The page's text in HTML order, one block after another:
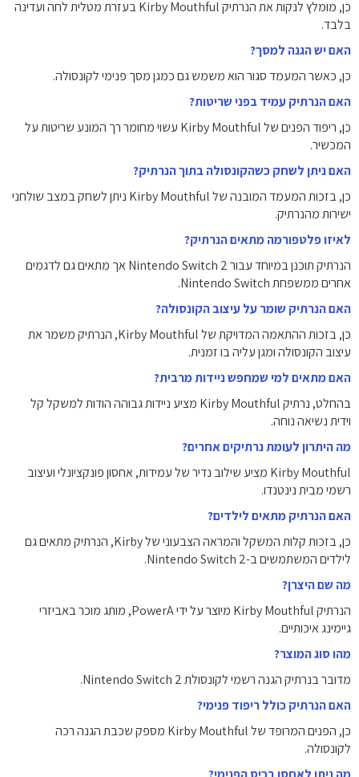
כן, מומלץ לנקות את הנרתיק Kirby Mouthful בעזרת מטלית לחה ועדינה
בלבד.
האם יש הגנה למסך?
כן, כאשר המעמד סגור הוא משמש גם כמגן מסך פנימי לקונסולה.
האם הנרתיק עמיד בפני שריטות?
כן, ריפוד הפנים של Kirby Mouthful עשוי מחומר רך המונע שריטות על
המכשיר.
האם ניתן לשחק כשהקונסולה בתוך הנרתיק?
כן, בזכות המעמד המובנה של Kirby Mouthful ניתן לשחק במצב שולחני
ישירות מהנרתיק.
לאיזו פלטפורמה מתאים הנרתיק?
הנרתיק תוכנן במיוחד עבור Nintendo Switch 2 אך מתאים גם לדגמים
אחרים ממשפחת Nintendo Switch.
האם הנרתיק שומר על עיצוב הקונסולה?
כן, בזכות ההתאמה המדויקת של Kirby Mouthful, הנרתיק משמר את
עיצוב הקונסולה ומגן עליה בו זמנית.
האם מתאים למי שמחפש ניידות מרבית?
בהחלט, נרתיק Kirby Mouthful מציע ניידות גבוהה הודות למשקל קל
וידית נשיאה נוחה.
מה היתרון לעומת נרתיקים אחרים?
Kirby Mouthful מציע שילוב נדיר של עמידות, אחסון פונקציונלי ועיצוב
רשמי מבית נינטנדו.
האם הנרתיק מתאים לילדים?
כן, בזכות קלות המשקל והמראה הצבעוני של Kirby, הנרתיק מתאים גם
לילדים המשתמשים ב-Nintendo Switch 2.
מה שם היצרן?
הנרתיק Kirby Mouthful מיוצר על ידי PowerA, מותג מוכר באביזרי
גיימינג איכותיים.
מהו סוג המוצר?
מדובר בנרתיק הגנה רשמי לקונסולת Nintendo Switch 2.
האם הנרתיק כולל ריפוד פנימי?
כן, הפנים המרופד של Kirby Mouthful מספק שכבת הגנה רכה
לקונסולה.